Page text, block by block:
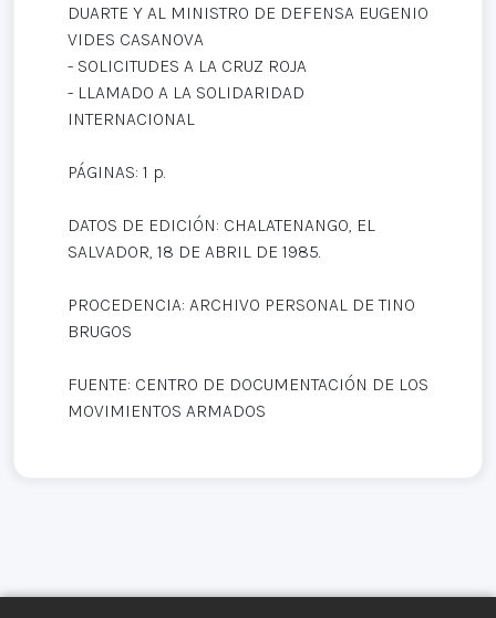
DUARTE Y AL MINISTRO DE DEFENSA EUGENIO
VIDES CASANOVA
- SOLICITUDES A LA CRUZ ROJA
- LLAMADO A LA SOLIDARIDAD
INTERNACIONAL
PÁGINAS: 1 p.
DATOS DE EDICIÓN: CHALATENANGO, EL
SALVADOR, 18 DE ABRIL DE 1985.
PROCEDENCIA: ARCHIVO PERSONAL DE TINO
BRUGOS
FUENTE: CENTRO DE DOCUMENTACIÓN DE LOS
MOVIMIENTOS ARMADOS